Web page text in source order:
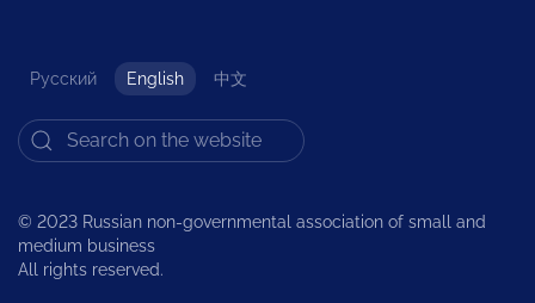
Русский English 中文
© 2023 Russian non-governmental association of small and
medium business
All rights reserved.